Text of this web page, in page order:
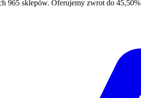
965 sklepów. Oferujemy zwrot do 45,50%